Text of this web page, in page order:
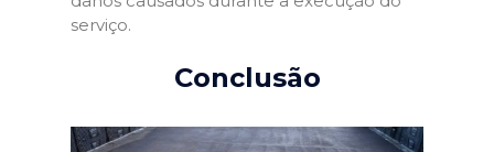
serviço.
Conclusão